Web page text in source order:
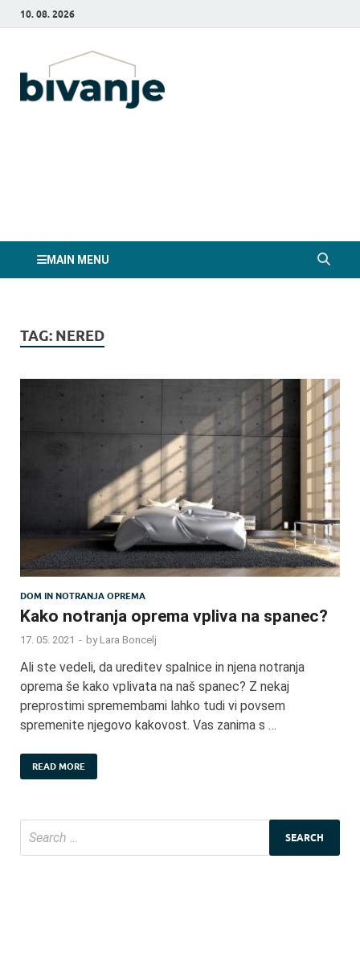
10. 08. 2026
MAIN MENU
TAG: NERED
DOM IN NOTRANJA OPREMA
Kako notranja oprema vpliva na spanec?
17. 05. 2021 - by Lara Boncelj
Ali ste vedeli, da ureditev spalnice in njena notranja
oprema še kako vplivata na naš spanec? Z nekaj
preprostimi spremembami lahko tudi vi povsem
spremenite njegovo kakovost. Vas zanima s …
READ MORE